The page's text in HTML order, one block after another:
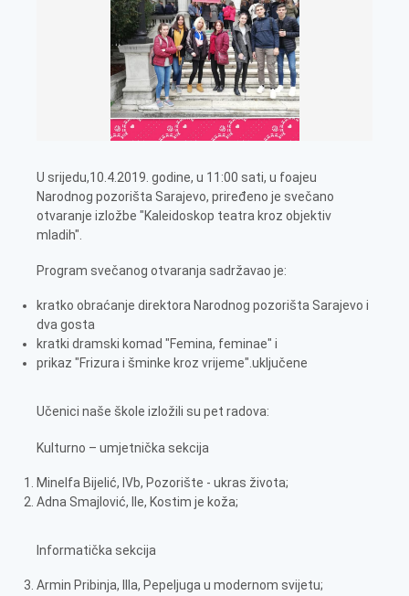
U srijedu,10.4.2019. godine, u 11:00 sati, u foajeu
Narodnog pozorišta Sarajevo, priređeno je svečano
otvaranje izložbe "Kaleidoskop teatra kroz objektiv
mladih".
Program svečanog otvaranja sadržavao je:
kratko obraćanje direktora Narodnog pozorišta Sarajevo i
dva gosta
kratki dramski komad "Femina, feminae" i
prikaz "Frizura i šminke kroz vrijeme".uključene
Učenici naše škole izložili su pet radova:
Kulturno – umjetnička sekcija
Minelfa Bijelić, IVb, Pozorište - ukras života;
Adna Smajlović, IIe, Kostim je koža;
Informatička sekcija
Armin Pribinja, IIIa, Pepeljuga u modernom svijetu;